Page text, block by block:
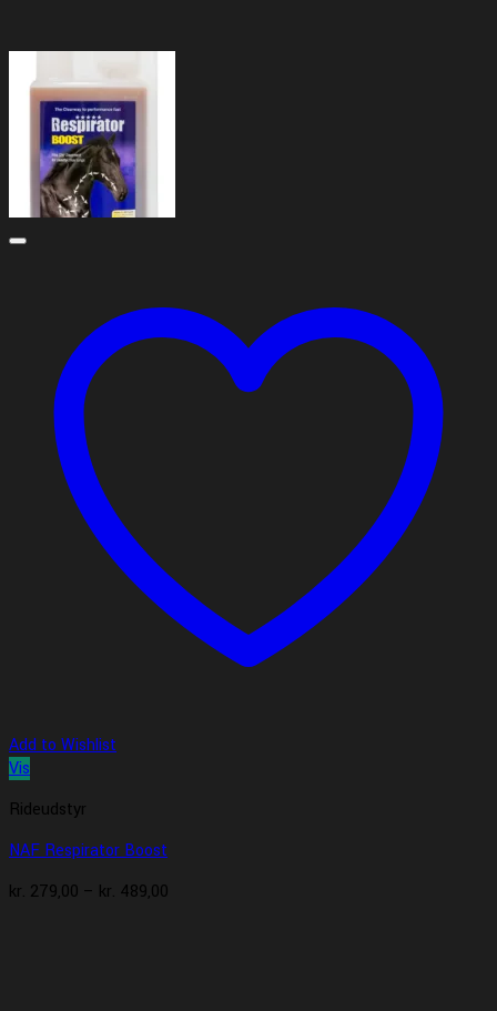
Add to Wishlist
Vis
Rideudstyr
NAF Respirator Boost
kr. 279,00 – kr. 489,00